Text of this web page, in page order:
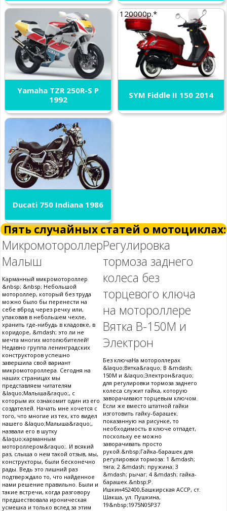
Yamaha TZR 250R-S P
1992
120000р.*
SYM Fiddle II 150 2014
Ducati 750 Indiana 1986
Пять случайных статей о мотоциклах:
Микромотороллер
Малыш
Карманный микромотороллер
&nbsp; &nbsp; Небольшой
мотороллер, который без труда
можно было бы перенести на
себе вброд через речку или,
упаковав в небольшем чехле,
хранить где-нибудь в кладовке, в
коридоре, &mdash; это ли не
мечта многих мотолюбителей!
Недавно группа ленинградских
конструкторов успешно
завершила свой вариант
микромотороллера. Сегодня на
наших страницах мы
представляем читателям
&laquo;Малыша&raquo;, с
которым их ознакомит один из его
создателей. Начать мне хочется с
того, что многие из тех, кто видел
нашего &laquo;Малыша&raquo;,
назвали его в шутку
&laquo;карманным
мотороллером&raquo;. И всякий
раз, слыша о нем такой отзыв, мы,
конструкторы, были бесконечно
рады. Ведь это лишний раз
подтверждало то, что найденное
нами решение правильно. Были и
такие встречи, когда разговору
предшествовала ироническая
усмешка и только вслед за этим
Регулировка
тормоза заднего
колеса без
торцевого ключа
на мотороллере
Вятка В-150М и
Электрон
Без ключаНа мотороллерах
&laquo;Вятка&raquo; В &mdash;
150М и &laquo;Электрон&raquo;
для регулировки тормоза заднего
колеса служит гайка, которую
заворачивают торцевым ключом.
Если же вместо штатной гайки
изготовить гайку-барашек.
показанную на рисунке, то
необходимость в ключе отпадет,
поскольку ее можно
заворачивать просто
рукой.&nbsp;Гайка-барашек для
регулировки тормоза: 1 &mdash;
тяга; 2 &mdash; пружина; 3
&mdash; рычаг; 4 &mdash; гайка-
барашек.&nbsp;Р.
Ишкин452400,Башкирская АССР, ст.
Шакша, ул. Пушкина,
19&nbsp;1975N05P37